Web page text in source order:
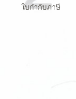
ใบกำกับภาษี